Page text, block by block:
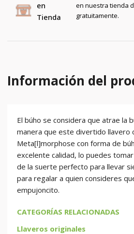
en
Tienda
en nuestra tienda
gratuitamente.
Información del
El búho se considera que atrae la
manera que este divertido llavero
Meta[l]morphose con forma de
excelente calidad, lo puedes
de la suerte perfecto para llevar
para regalar a quien consideres
empujoncito.
CATEGORÍAS RELACIONADAS
Llaveros originales